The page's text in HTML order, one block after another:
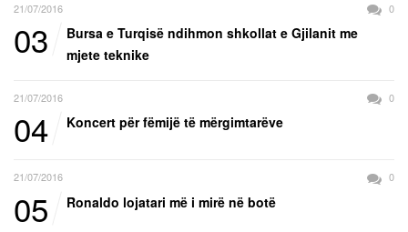
21/07/2016 0
03
Bursa e Turqisë ndihmon shkollat e Gjilanit me
mjete teknike
21/07/2016 0
04 Koncert për fëmijë të mërgimtarëve
21/07/2016 0
05 Ronaldo lojatari më i mirë në botë